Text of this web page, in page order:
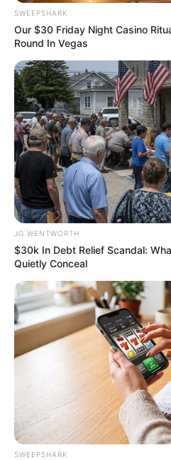
Remember Albert? You
See Him Today
BUZZ DAY
Colorado Elk's Surprising
Freed From Tire
SWEEPSHARK
Our $30 Friday Night Casino
Round In Vegas
JG WENTWORTH
$30k In Debt Relief Scandal:
Quietly Conceal
SWEEPSHARK